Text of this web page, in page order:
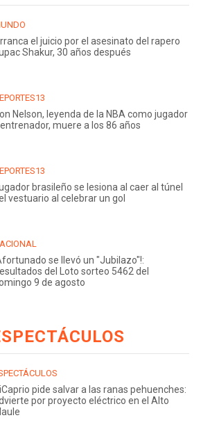
el juicio por el asesinato del rapero
Shakur, 30 años después
Nelson, leyenda de la NBA como jugador
muere a los 86 años
brasileño se lesiona al caer al túnel
vestuario al celebrar un gol
se llevó un "Jubilazo"!:
del Loto sorteo 5462 del
9 de agosto
pide salvar a las ranas pehuenches:
por proyecto eléctrico en el Alto